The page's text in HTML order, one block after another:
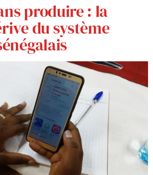
produire : la
du système